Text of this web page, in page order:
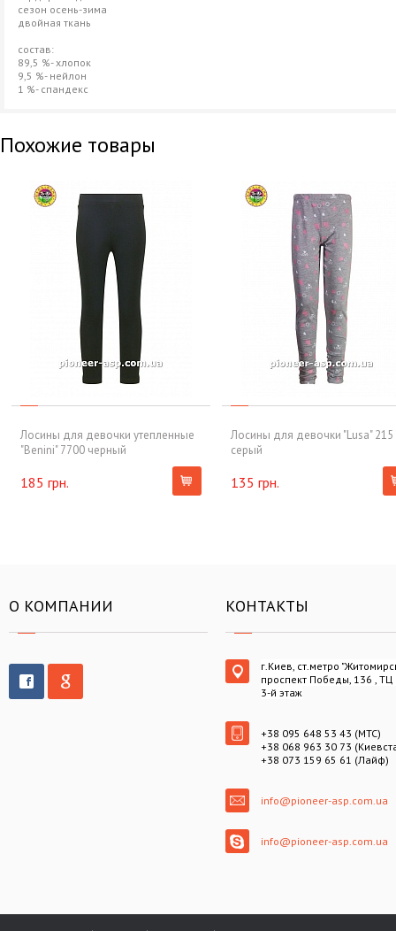
сезон осень-зима
двойная ткань
состав:
89,5 %- хлопок
9,5 %- нейлон
1 %- спандекс
Похожие товары
Лосины для девочки утепленные
"Benini" 7700 черный
185 грн.
Лосины для девочки "Lusa" 215
серый
135 грн.
О КОМПАНИИ КОНТАКТЫ
г.Киев, ст.метро
проспект Победы, 136 , ТЦ
3-й этаж
+38 095 648 53 43 (МТС)
+38 068 963 30 73
+38 073 159 65 61 (Лайф)
info@pioneer-asp.com.ua
info@pioneer-asp.com.ua